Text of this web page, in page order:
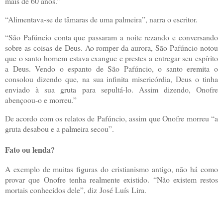
“Alimentava-se de tâmaras de uma palmeira”, narra o escritor.
“São Pafúncio conta que passaram a noite rezando e conversando
sobre as coisas de Deus. Ao romper da aurora, São Pafúncio notou
que o santo homem estava exangue e prestes a entregar seu espírito
a Deus. Vendo o espanto de São Pafúncio, o santo eremita o
consolou dizendo que, na sua infinita misericórdia, Deus o tinha
enviado à sua gruta para sepultá-lo. Assim dizendo, Onofre
abençoou-o e morreu.”
De acordo com os relatos de Pafúncio, assim que Onofre morreu “a
gruta desabou e a palmeira secou”.
Fato ou lenda?
A exemplo de muitas figuras do cristianismo antigo, não há como
provar que Onofre tenha realmente existido. “Não existem restos
mortais conhecidos dele”, diz José Luís Lira.